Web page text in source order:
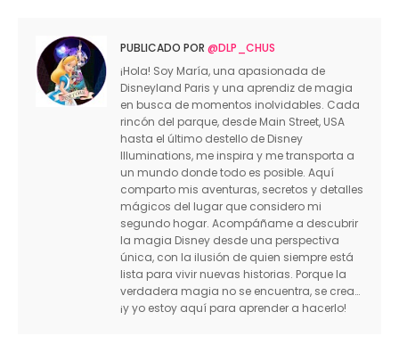
PUBLICADO POR @DLP_CHUS
¡Hola! Soy María, una apasionada de
Disneyland Paris y una aprendiz de magia
en busca de momentos inolvidables. Cada
rincón del parque, desde Main Street, USA
hasta el último destello de Disney
Illuminations, me inspira y me transporta a
un mundo donde todo es posible. Aquí
comparto mis aventuras, secretos y detalles
mágicos del lugar que considero mi
segundo hogar. Acompáñame a descubrir
la magia Disney desde una perspectiva
única, con la ilusión de quien siempre está
lista para vivir nuevas historias. Porque la
verdadera magia no se encuentra, se crea…
¡y yo estoy aquí para aprender a hacerlo!